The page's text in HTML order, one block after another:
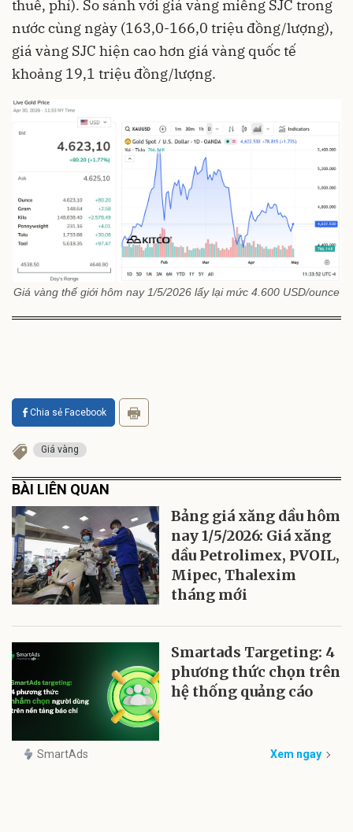
thuế, phí). So sánh với giá vàng miếng SJC trong
nước cùng ngày (163,0-166,0 triệu đồng/lượng),
giá vàng SJC hiện cao hơn giá vàng quốc tế
khoảng 19,1 triệu đồng/lượng.
Giá vàng thế giới hôm nay 1/5/2026 lấy lại mức 4.600 USD/ounce
Chia sẻ Facebook
Giá vàng
BÀI LIÊN QUAN
Bảng giá xăng dầu hôm
nay 1/5/2026: Giá xăng
dầu Petrolimex, PVOIL,
Mipec, Thalexim
tháng mới
Smartads Targeting: 4
phương thức chọn trên
hệ thống quảng cáo
SmartAds Xem ngay